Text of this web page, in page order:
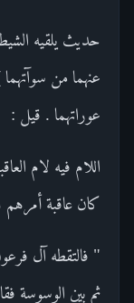
حديث يلقيه
عنهما من
عوراتهما . قيل :
اللام فيه لام
كان عاقبة
ثم بين الوسوسة